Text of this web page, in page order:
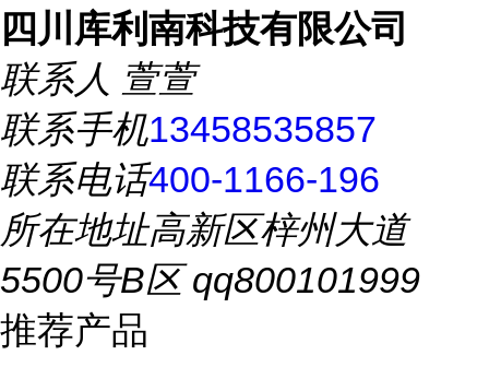
四川库利南科技有限公司
联系人 萱萱
联系手机13458535857
联系电话400-1166-196
所在地址高新区梓州大道
5500号B区 qq800101999
推荐产品